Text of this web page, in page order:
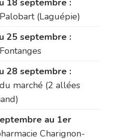
18 septembre :
(Laguépie)
25 septembre :
28 septembre :
marché (2 allées
au 1er
Charignon-